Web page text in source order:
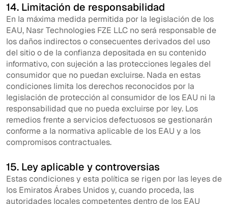
14. Limitación de responsabilidad
En la máxima medida permitida por la legislación de los
EAU, Nasr Technologies FZE LLC no será responsable de
los daños indirectos o consecuentes derivados del uso
del sitio o de la confianza depositada en su contenido
informativo, con sujeción a las protecciones legales del
consumidor que no puedan excluirse. Nada en estas
condiciones limita los derechos reconocidos por la
legislación de protección al consumidor de los EAU ni la
responsabilidad que no pueda excluirse por ley. Los
remedios frente a servicios defectuosos se gestionarán
conforme a la normativa aplicable de los EAU y a los
compromisos contractuales.
15. Ley aplicable y controversias
Estas condiciones y esta política se rigen por las leyes de
los Emiratos Árabes Unidos y, cuando proceda, las
autoridades locales competentes dentro de los EAU